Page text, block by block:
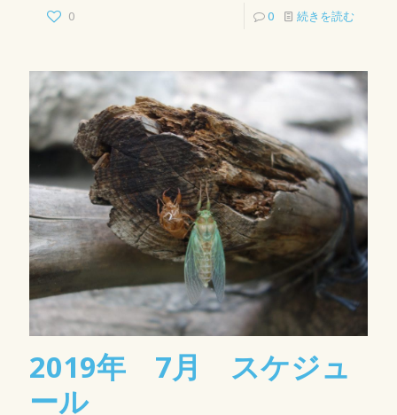
0 0 続きを読む
2019年 7月 スケジュ
ール